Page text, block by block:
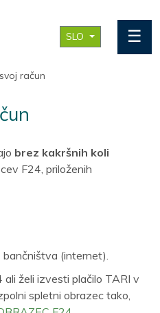
SLO ☰
račun
brez kakršnih koli
F24, priloženih
(internet).
ali želi izvesti plačilo TARI v
spletni obrazec tako,